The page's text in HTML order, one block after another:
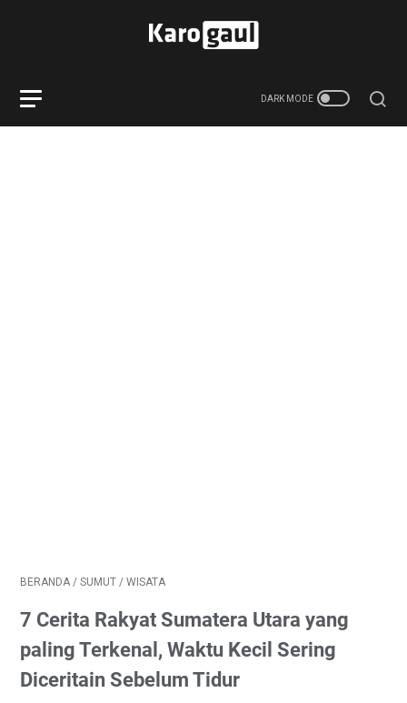
BERANDA / SUMUT / WISATA
7 Cerita Rakyat Sumatera Utara yang
paling Terkenal, Waktu Kecil Sering
Diceritain Sebelum Tidur